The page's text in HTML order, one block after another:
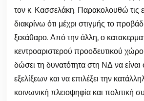
τον κ. Κασσελάκη. Παρακολουθώ τις
διακρίνω ότι μέχρι στιγμής το
ξεκάθαρο. Από την άλλη, ο
κεντροαριστερού προοδευτικού
δώσει τη δυνατότητα στη ΝΔ να
εξελίξεων και να επιλέξει την
κοινωνική πλειοψηφία και πολιτική